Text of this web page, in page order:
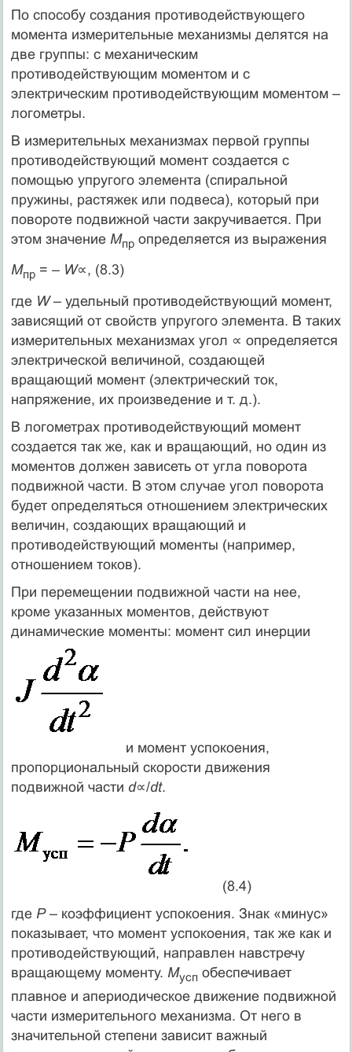
По способу создания противодействующего
момента измерительные механизмы делятся на
две группы: с механическим
противодействующим моментом и с
электрическим противодействующим моментом –
логометры.
В измерительных механизмах первой группы
противодействующий момент создается с
помощью упругого элемента (спиральной
пружины, растяжек или подвеса), который при
повороте подвижной части закручивается. При
этом значение Мпр определяется из выражения
Мпр= – W∝, (8.3)
где W– удельный противодействующий момент,
зависящий от свойств упругого элемента. В таких
измерительных механизмах угол ∝ определяется
электрической величиной, создающей
вращающий момент (электрический ток,
напряжение, их произведение и т. д.).
В логометрах противодействующий момент
создается так же, как и вращающий, но один из
моментов должен зависеть от угла поворота
подвижной части. В этом случае угол поворота
будет определяться отношением электрических
величин, создающих вращающий и
противодействующий моменты (например,
отношением токов).
При перемещении подвижной части на нее,
кроме указанных моментов, действуют
динамические моменты: момент сил инерции
и момент успокоения,
пропорциональный скорости движения
подвижной части d∝/dt.
(8.4)
где Р– коэффициент успокоения. Знак «минус»
показывает, что момент успокоения, так же как и
противодействующий, направлен навстречу
вращающему моменту. Муспобеспечивает
плавное и апериодическое движение подвижной
части измерительного механизма. От него в
значительной степени зависит важный